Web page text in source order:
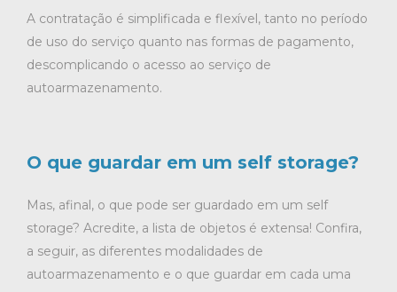
A contratação é simplificada e flexível, tanto no período
de uso do serviço quanto nas formas de pagamento,
descomplicando o acesso ao serviço de
autoarmazenamento.
O que guardar em um self storage?
Mas, afinal, o que pode ser guardado em um self
storage? Acredite, a lista de objetos é extensa! Confira,
a seguir, as diferentes modalidades de
autoarmazenamento e o que guardar em cada uma